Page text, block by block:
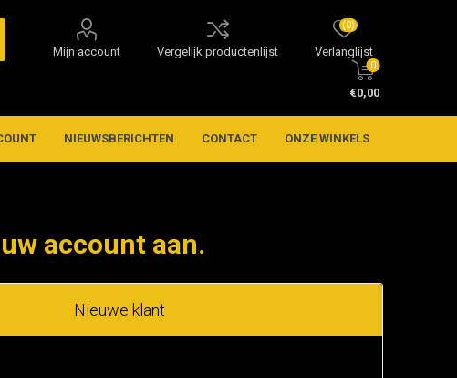
Mijn account Vergelijk productenlijst Verlanglijst
(0)
0
€0,00
NIEUWSBERICHTEN CONTACT ONZE WINKELS
account aan.
Nieuwe klant